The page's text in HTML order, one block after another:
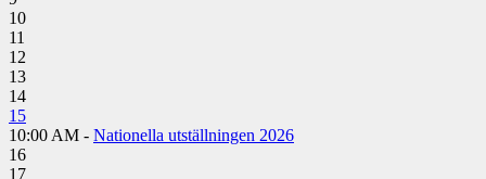
10
11
12
13
14
15
10:00 AM - Nationella utställningen 2026
16
17